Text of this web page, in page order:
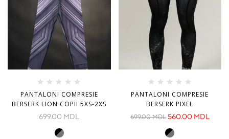
PANTALONI COMPRESIE
BERSERK LION COPII 5XS-2XS
699.00 MDL
PANTALONI COMPRESIE
BERSERK PIXEL
699.00MDL 560.00 MDL